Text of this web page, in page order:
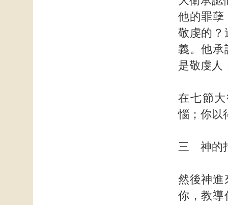
他的罪孽
敬虔的？
義。他承
是敬虔人
在七節
惱；你以
三 神的
然後神進
你，教導